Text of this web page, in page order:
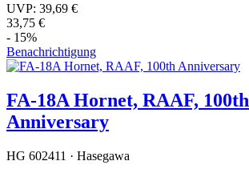
UVP: 39,69 €
33,75 €
- 15%
Benachrichtigung
FA-18A Hornet, RAAF, 100th
Anniversary
HG 602411 · Hasegawa